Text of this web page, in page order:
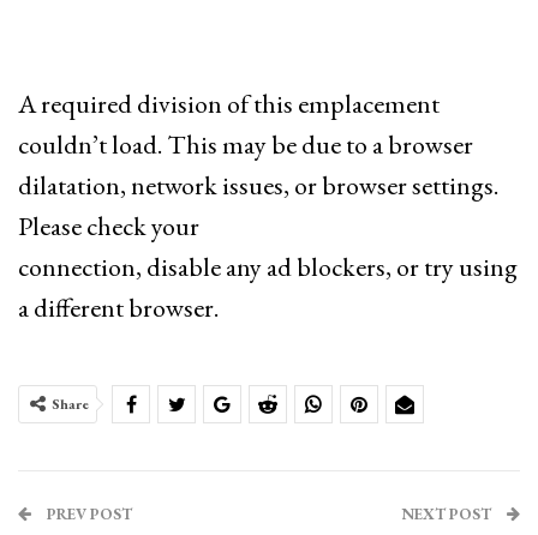
A required division of this emplacement
couldn’t load. This may be due to a browser
dilatation, network issues, or browser settings.
Please check your
connection, disable any ad blockers, or try using
a different browser.
Share
PREV POST NEXT POST